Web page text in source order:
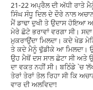
21-22 ਅਪ੍ਰੈਲ ਦੀ ਅੱਧੀ ਰਾਤੇ
ਸਿੰਘ ਸੰਧੂ ਦਿਲ ਦੇ ਦੌਰੇ ਨਾਲ
ਮੈਂ ਡਾਢਾ ਦੁਖੀ ਤੇ ਉਦਾਸ
ਮੇਰੇ ਛੋਟੇ ਭਰਾਵਾਂ ਵਰਗਾ ਸੀ।
ਮੁਕਰਾਉਂਦਾ ਮਿਲਦਾ। ਕਦੇ ਖੇਡ
ਤੇ ਕਦੇ ਮੈਨੂੰ ਢੁੱਡੀਕੇ ਆ ਮਿਲਦਾ।
ਉਹ ਮੈਥੋਂ ਦਸ ਸਾਲ ਛੋਟਾ ਸੀ ਅਤੇ
ਦਾ ਵਕਤ ਨਹੀਂ ਸੀ। ਬਠਿੰਡੇ `ਚ
ਤੇਰਾਂ ਤੇਰਾਂ ਤੋਲ ਰਿਹਾ ਸੀ ਕਿ
ਵਾਰ ਦੀ ਅਲਵਿਦਾ!